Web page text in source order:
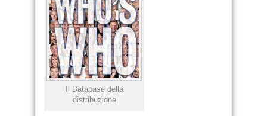
Il Database della
distribuzione